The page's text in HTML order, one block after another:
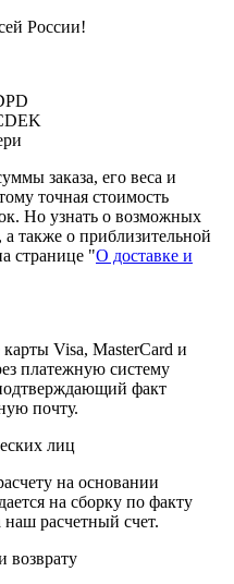
России!
заказа, его веса и
точная стоимость
Но узнать о возможных
также о приблизительной
странице "О доставке и
Visa, MasterCard и
платежную систему
факт
почту.
лиц
на основании
на сборку по факту
расчетный счет.
возврату